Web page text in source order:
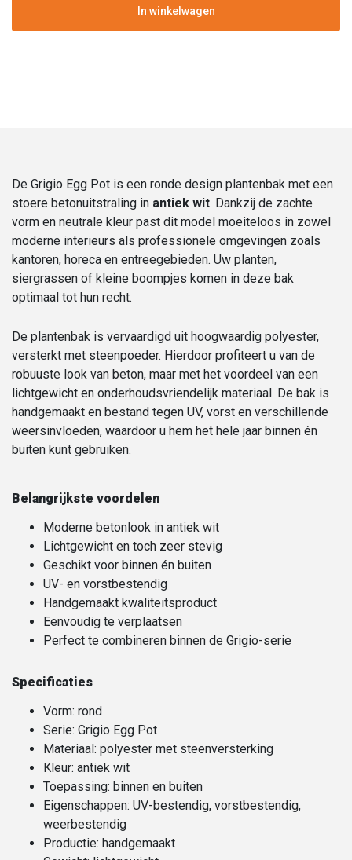
Pot
In winkelwagen
De Grigio Egg Pot is een ronde design plantenbak met een
stoere betonuitstraling in antiek wit. Dankzij de zachte
vorm en neutrale kleur past dit model moeiteloos in zowel
moderne interieurs als professionele omgevingen zoals
kantoren, horeca en entreegebieden. Uw planten,
siergrassen of kleine boompjes komen in deze bak
optimaal tot hun recht.
De plantenbak is vervaardigd uit hoogwaardig polyester,
versterkt met steenpoeder. Hierdoor profiteert u van de
robuuste look van beton, maar met het voordeel van een
lichtgewicht en onderhoudsvriendelijk materiaal. De bak is
handgemaakt en bestand tegen UV, vorst en verschillende
weersinvloeden, waardoor u hem het hele jaar binnen én
buiten kunt gebruiken.
Belangrijkste voordelen
Moderne betonlook in antiek wit
Lichtgewicht en toch zeer stevig
Geschikt voor binnen én buiten
UV- en vorstbestendig
Handgemaakt kwaliteitsproduct
Eenvoudig te verplaatsen
Perfect te combineren binnen de Grigio-serie
Specificaties
Vorm: rond
Serie: Grigio Egg Pot
Materiaal: polyester met steenversterking
Kleur: antiek wit
Toepassing: binnen en buiten
Eigenschappen: UV-bestendig, vorstbestendig,
weerbestendig
Productie: handgemaakt